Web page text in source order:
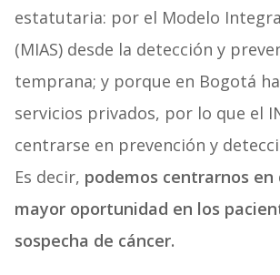
estatutaria: por el Modelo
(MIAS) desde la detección y
temprana; y porque en Bogotá
servicios privados, por lo que el
centrarse en prevención y
Es decir, podemos centrarnos en
mayor oportunidad en los
sospecha de cáncer.